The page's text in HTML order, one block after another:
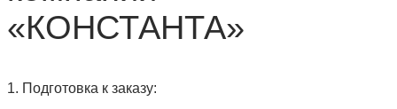
«КОНСТАНТА»
1. Подготовка к заказу: